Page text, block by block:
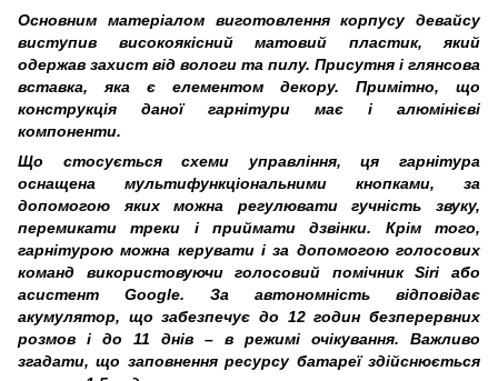
Основним матеріалом виготовлення корпусу девайсу
виступив високоякісний матовий пластик, який
одержав захист від вологи та пилу. Присутня і глянсова
вставка, яка є елементом декору. Примітно, що
конструкція даної гарнітури має і алюмінієві
компоненти.
Що стосується схеми управління, ця гарнітура
оснащена мультифункціональними кнопками, за
допомогою яких можна регулювати гучність звуку,
перемикати треки і приймати дзвінки. Крім того,
гарнітурою можна керувати і за допомогою голосових
команд використовуючи голосовий помічник Siri або
асистент Google. За автономність відповідає
акумулятор, що забезпечує до 12 годин безперервних
розмов і до 11 днів – в режимі очікування. Важливо
згадати, що заповнення ресурсу батареї здійснюється